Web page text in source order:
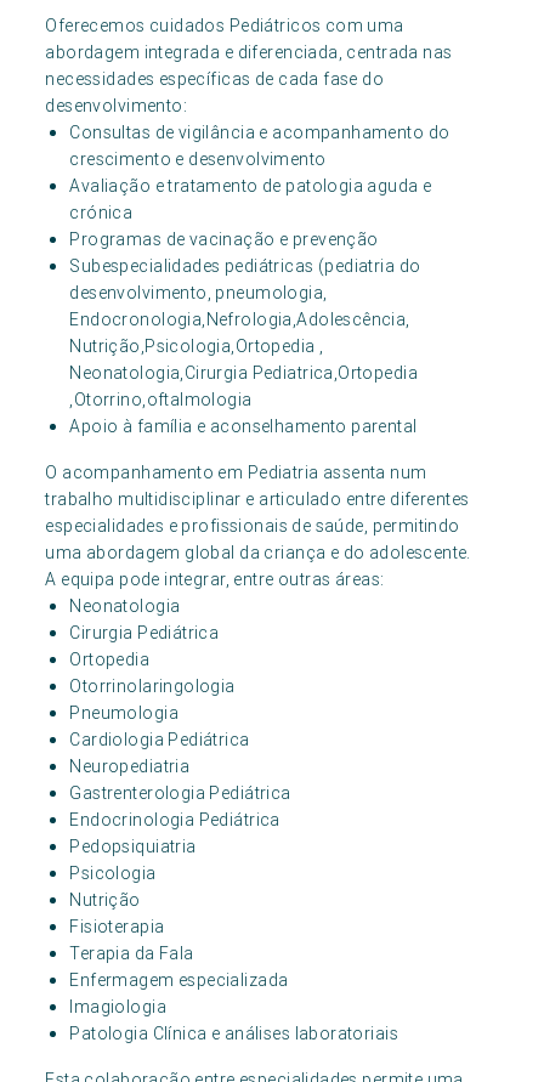
Oferecemos cuidados Pediátricos com uma
abordagem integrada e diferenciada, centrada nas
necessidades específicas de cada fase do
desenvolvimento:
Consultas de vigilância e acompanhamento do
crescimento e desenvolvimento
Avaliação e tratamento de patologia aguda e
crónica
Programas de vacinação e prevenção
Subespecialidades pediátricas (pediatria do
desenvolvimento, pneumologia,
Endocronologia,Nefrologia,Adolescência,
Nutrição,Psicologia,Ortopedia ,
Neonatologia,Cirurgia Pediatrica,Ortopedia
,Otorrino,oftalmologia
Apoio à família e aconselhamento parental
O acompanhamento em Pediatria assenta num
trabalho multidisciplinar e articulado entre diferentes
especialidades e profissionais de saúde, permitindo
uma abordagem global da criança e do adolescente.
A equipa pode integrar, entre outras áreas:
Neonatologia
Cirurgia Pediátrica
Ortopedia
Otorrinolaringologia
Pneumologia
Cardiologia Pediátrica
Neuropediatria
Gastrenterologia Pediátrica
Endocrinologia Pediátrica
Pedopsiquiatria
Psicologia
Nutrição
Fisioterapia
Terapia da Fala
Enfermagem especializada
Imagiologia
Patologia Clínica e análises laboratoriais